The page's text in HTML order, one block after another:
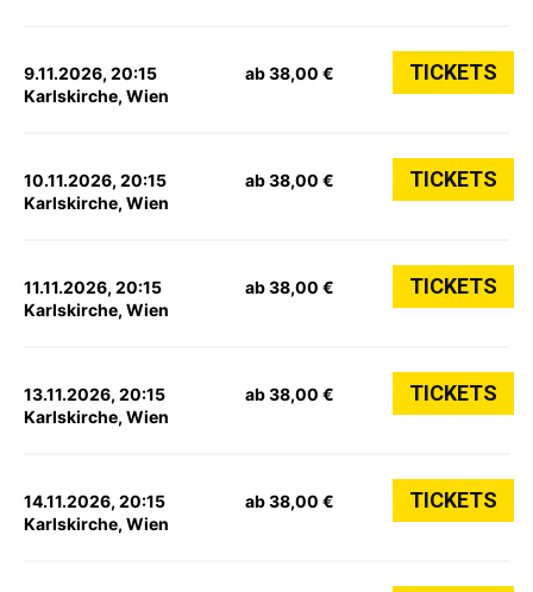
9.11.2026, 20:15
Karlskirche, Wien
ab 38,00 € TICKETS
10.11.2026, 20:15
Karlskirche, Wien
ab 38,00 € TICKETS
11.11.2026, 20:15
Karlskirche, Wien
ab 38,00 € TICKETS
13.11.2026, 20:15
Karlskirche, Wien
ab 38,00 € TICKETS
14.11.2026, 20:15
Karlskirche, Wien
ab 38,00 € TICKETS